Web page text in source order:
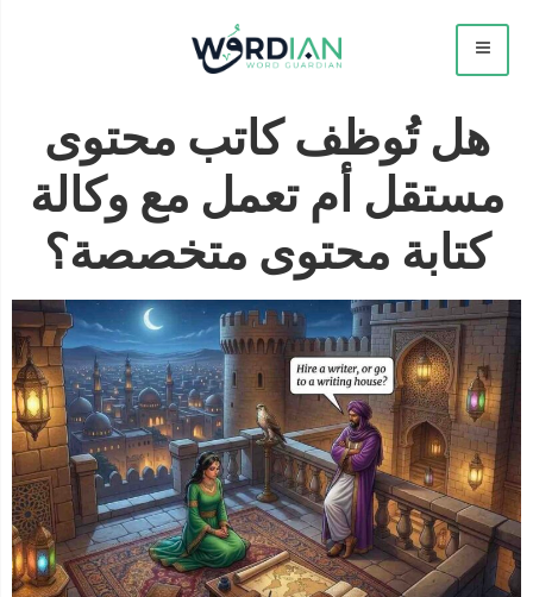
هل تُوظف كاتب محتوى
مستقل أم تعمل مع وكالة
كتابة محتوى متخصصة؟